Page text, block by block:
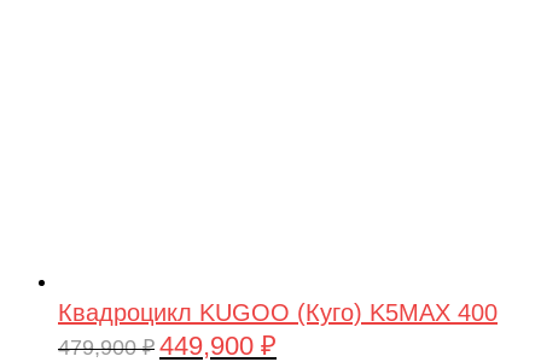
Квадроцикл KUGOO (Куго) K5MAX 400
479,900₽ Первоначальная
449,900 ₽